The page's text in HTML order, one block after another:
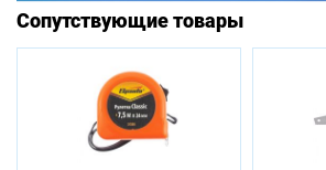
Сопутствующие товары